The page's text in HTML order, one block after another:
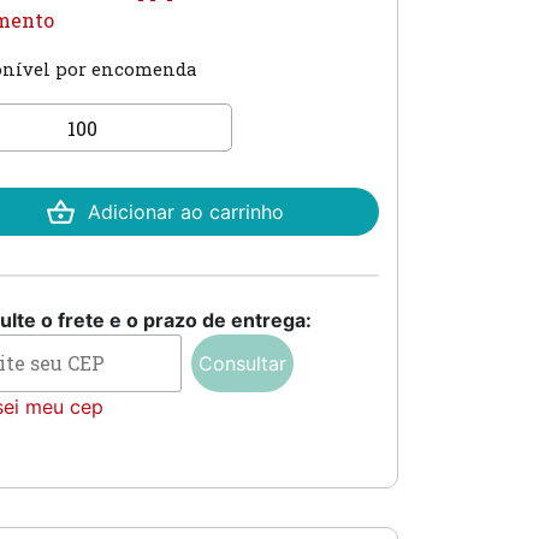
por encomenda
Adicionar ao carrinho
o frete e o prazo de entrega:
Consultar
meu cep